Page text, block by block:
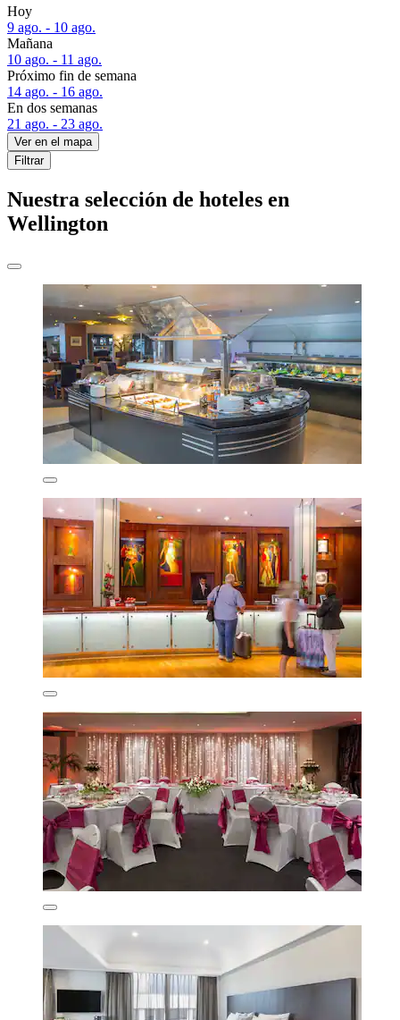
Hoy
9 ago. - 10 ago.
Mañana
10 ago. - 11 ago.
Próximo fin de semana
14 ago. - 16 ago.
En dos semanas
21 ago. - 23 ago.
Ver en el mapa
Filtrar
Nuestra selección de hoteles en
Wellington